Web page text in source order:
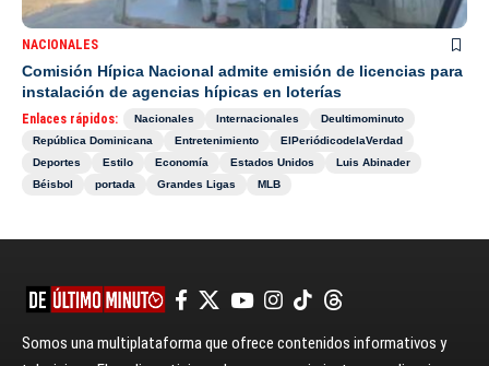
NACIONALES
Comisión Hípica Nacional admite emisión de licencias para
instalación de agencias hípicas en loterías
Enlaces rápidos: Nacionales Internacionales
Deultimominuto
República Dominicana
Entretenimiento
ElPeriódicodelaVerdad
Deportes
Estilo Economía Estados Unidos
Luis Abinader
Béisbol
portada Grandes Ligas MLB
Somos una multiplataforma que ofrece contenidos informativos y